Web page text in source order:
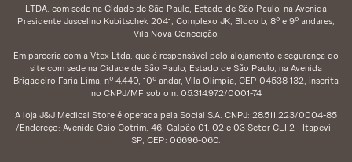
LTDA. com sede na Cidade de São Paulo, Estado de São Paulo, na Avenida
Presidente Juscelino Kubitschek 2041, Complexo JK, Bloco b, 8º e 9º andares,
Vila Nova Conceição.
Em parceria com a Vtex Ltda. que é responsável pelo alojamento e segurança do
site com sede na Cidade de São Paulo, Estado de São Paulo, na Avenida
Brigadeiro Faria Lima, nº 4.440, 10º andar, Vila Olímpia, CEP 04538-132, inscrita
no CNPJ/MF sob o n. 05.314.972/0001-74
A loja J&J Medical Store é operada pela Social S.A. CNPJ: 28.511.223/0004-85
/Endereço: Avenida Caio Cotrim, 46, Galpão 01, 02 e 03 Setor CLI 2 - Itapevi -
SP, CEP: 06696-060.